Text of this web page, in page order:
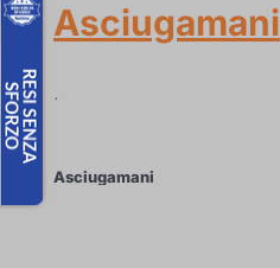
Asciugamani
.
Asciugamani